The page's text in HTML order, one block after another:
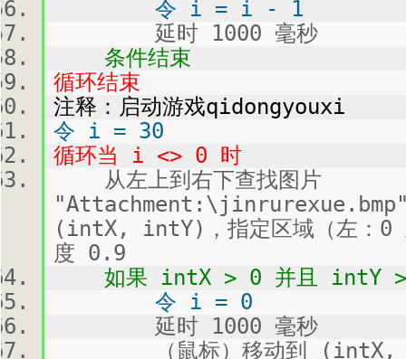
令 i = i - 1
延时 1000 毫秒
条件结束
循环结束
注释：启动游戏qidongyouxi
令 i = 30
循环当 i <> 0 时
从左上到右下查找图片
"Attachment:\jinrurexue.bmp"
(intX, intY)，指定区域（左：0
度 0.9
如果 intX > 0 并且 intY
令 i = 0
延时 1000 毫秒
（鼠标）移动到 (intX,